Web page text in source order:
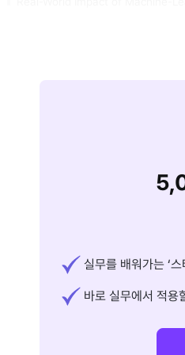
실무를 배워가는 ‘
바로 실무에서 적